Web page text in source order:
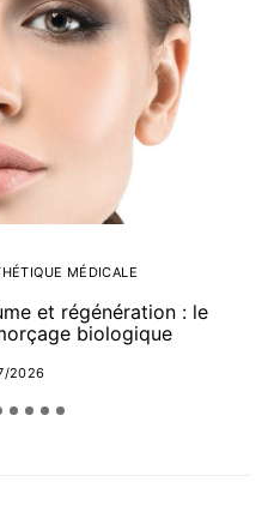
MÉDICALE
et régénération : le
biologique
2026